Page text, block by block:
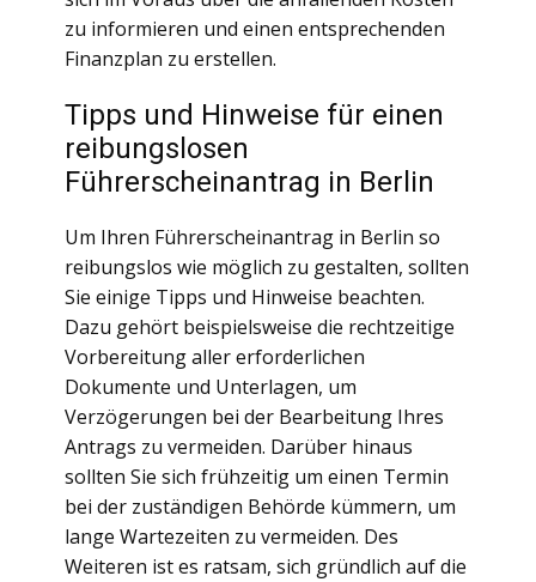
zu informieren und einen entsprechenden
Finanzplan zu erstellen.
Tipps und Hinweise für einen
reibungslosen
Führerscheinantrag in Berlin
Um Ihren Führerscheinantrag in Berlin so
reibungslos wie möglich zu gestalten, sollten
Sie einige Tipps und Hinweise beachten.
Dazu gehört beispielsweise die rechtzeitige
Vorbereitung aller erforderlichen
Dokumente und Unterlagen, um
Verzögerungen bei der Bearbeitung Ihres
Antrags zu vermeiden. Darüber hinaus
sollten Sie sich frühzeitig um einen Termin
bei der zuständigen Behörde kümmern, um
lange Wartezeiten zu vermeiden. Des
Weiteren ist es ratsam, sich gründlich auf die